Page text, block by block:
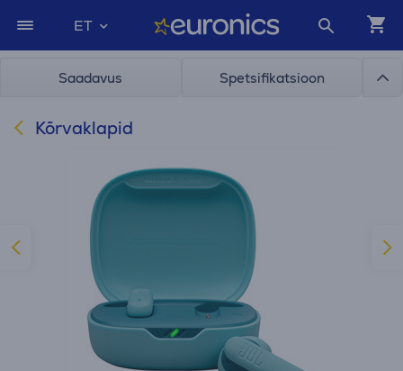
ET
Saadavus Spetsifikatsioon
Kõrvaklapid